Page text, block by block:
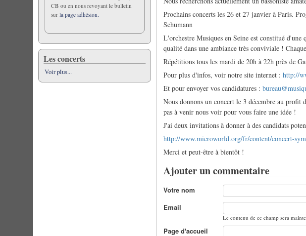
Prochains concerts les 26 et 27 janvier à Paris.
Schumann
L'orchestre Musiques en Seine est constitué
qualité dans une ambiance très conviviale !
Répétitions tous les mardi de 20h à 22h près de
Pour plus d'infos, voir notre site internet :http://
Et pour envoyer vos candidatures :
Nous donnons un concert le 3 décembre au
pas à venir nous voir pour vous faire une idée !
J'ai deux invitations à donner à des candidats
http://www.microworld.org/fr/content/concert-
Merci et peut-être à bientôt !
Ajouter un commentaire
Votre nom
Email
Le contenu de ce champ sera
Page d'accueil
CB ou en nous revoyant le bulletin
surla page adhésion.
Les concerts
Voir plus...